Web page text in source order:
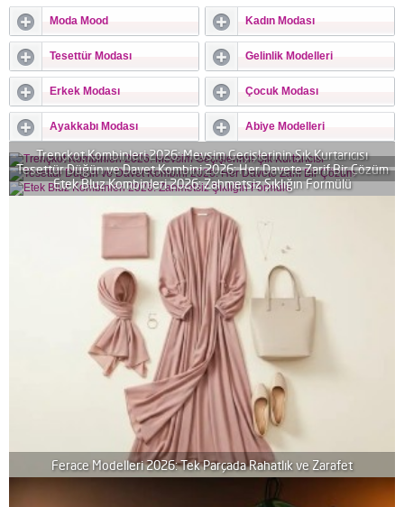
Moda Mood Kadın Modası
Tesettür Modası Gelinlik Modelleri
Erkek Modası Çocuk Modası
Ayakkabı Modası Abiye Modelleri
Trençkot Kombinleri 2026: Mevsim Geçişlerinin Şık Kurtarıcısı
Tesettür Düğün ve Davet Kombini 2026: Her Davete Zarif Bir Çözüm
Etek Bluz Kombinleri 2026: Zahmetsiz Şıklığın Formülü
Ferace Modelleri 2026: Tek Parçada Rahatlık ve Zarafet